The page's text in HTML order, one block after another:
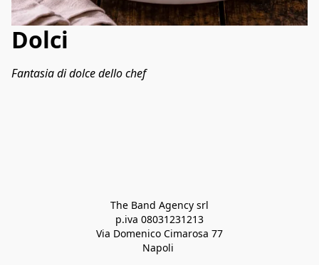
Dolci
Fantasia di dolce dello chef
The Band Agency srl
p.iva 08031231213
Via Domenico Cimarosa 77
Napoli